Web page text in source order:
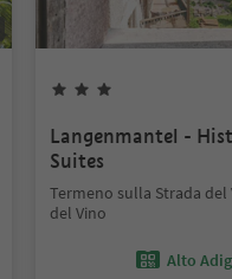
Langenmantel -
Suites
Termeno sulla Strada del
del Vino
Alto